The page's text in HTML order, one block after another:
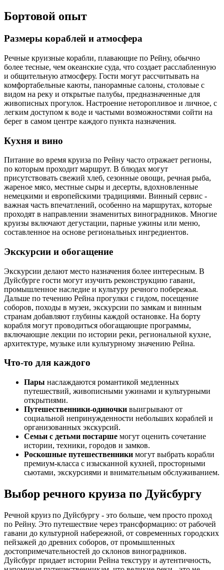
Бортовой опыт
Размеры кораблей и атмосфера
Речные круизные корабли, плавающие по Рейну, обычно
более тесные, чем океанские суда, что создает расслабленную
и общительную атмосферу. Гости могут рассчитывать на
комфортабельные каюты, панорамные салоны, столовые с
видом на реку и открытые палубы, предназначенные для
живописных прогулок. Настроение неторопливое и личное, с
легким доступом к воде и частыми возможностями сойти на
берег в самом центре каждого пункта назначения.
Кухня и вино
Питание во время круиза по Рейну часто отражает регионы,
по которым проходит маршрут. В блюдах могут
присутствовать свежий хлеб, сезонные овощи, речная рыба,
жареное мясо, местные сыры и десерты, вдохновленные
немецкими и европейскими традициями. Винный сервис -
важная часть впечатлений, особенно на маршрутах, которые
проходят в направлении знаменитых виноградников. Многие
круизы включают дегустации, парные ужины или меню,
составленное на основе региональных ингредиентов.
Экскурсии и обогащение
Экскурсии делают место назначения более интересным. В
Дуйсбурге гости могут изучить реконструкцию гавани,
промышленное наследие и культуру речного побережья.
Дальше по течению Рейна прогулки с гидом, посещение
соборов, походы в музеи, экскурсии по замкам и винным
странам добавляют глубины каждой остановке. На борту
корабля могут проводиться обогащающие программы,
включающие лекции по истории реки, региональной кухне,
архитектуре, музыке или культурному значению Рейна.
Что-то для каждого
Пары наслаждаются романтикой медленных
путешествий, живописными ужинами и культурными
открытиями.
Путешественники-одиночки выигрывают от
социальной непринужденности небольших кораблей и
организованных экскурсий.
Семьи с детьми постарше могут оценить сочетание
истории, техники, городов и замков.
Роскошные путешественники могут выбрать корабли
премиум-класса с изысканной кухней, просторными
сьютами, экскурсиями и внимательным обслуживанием.
Выбор речного круиза по Дуйсбургу
Речной круиз по Дуйсбургу - это больше, чем просто проход
по Рейну. Это путешествие через трансформацию: от рабочей
гавани до культурной набережной, от современных городских
пейзажей до древних соборов, от промышленных
достопримечательностей до склонов виноградников.
Дуйсбург придает истории Рейна текстуру и аутентичность,